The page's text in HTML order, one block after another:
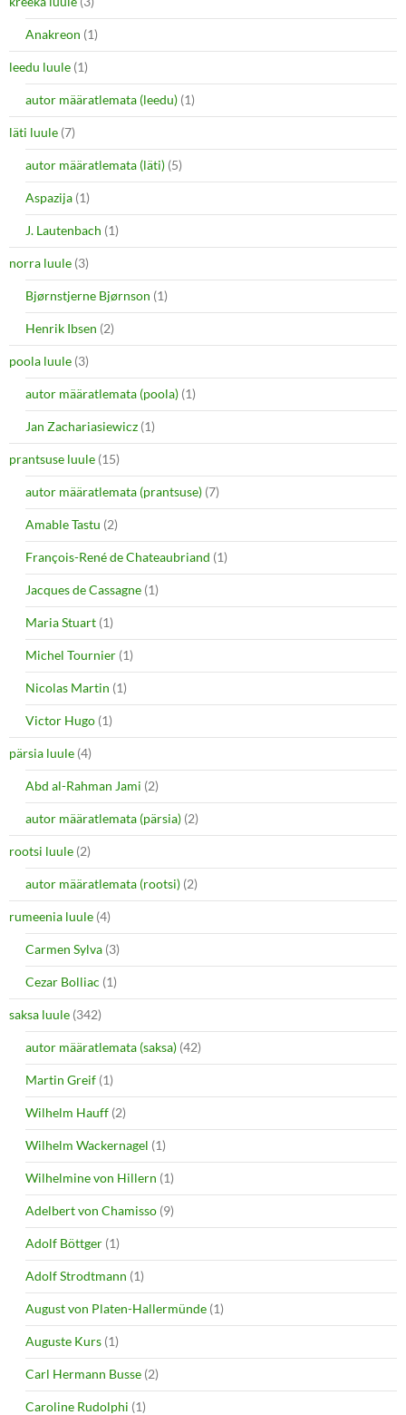
Anakreon (1)
leedu luule (1)
autor määratlemata (leedu) (1)
läti luule (7)
autor määratlemata (läti) (5)
Aspazija (1)
J. Lautenbach (1)
norra luule (3)
Bjørnstjerne Bjørnson (1)
Henrik Ibsen (2)
poola luule (3)
autor määratlemata (poola) (1)
Jan Zachariasiewicz (1)
prantsuse luule (15)
autor määratlemata (prantsuse) (7)
Amable Tastu (2)
François-René de Chateaubriand (1)
Jacques de Cassagne (1)
Maria Stuart (1)
Michel Tournier (1)
Nicolas Martin (1)
Victor Hugo (1)
pärsia luule (4)
Abd al-Rahman Jami (2)
autor määratlemata (pärsia) (2)
rootsi luule (2)
autor määratlemata (rootsi) (2)
rumeenia luule (4)
Carmen Sylva (3)
Cezar Bolliac (1)
saksa luule (342)
autor määratlemata (saksa) (42)
Martin Greif (1)
Wilhelm Hauff (2)
Wilhelm Wackernagel (1)
Wilhelmine von Hillern (1)
Adelbert von Chamisso (9)
Adolf Böttger (1)
Adolf Strodtmann (1)
August von Platen-Hallermünde (1)
Auguste Kurs (1)
Carl Hermann Busse (2)
Caroline Rudolphi (1)